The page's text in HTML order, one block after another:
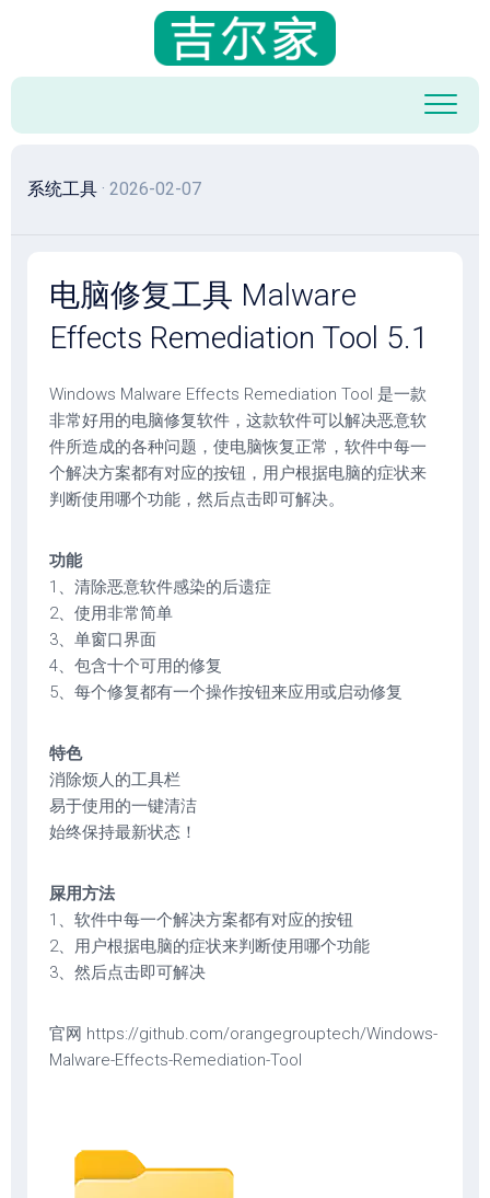
容
系统工具 · 2026-02-07
电脑修复工具 Malware
Effects Remediation Tool 5.1
Windows Malware Effects Remediation Tool 是一款
非常好用的电脑修复软件，这款软件可以解决恶意软
件所造成的各种问题，使电脑恢复正常，软件中每一
个解决方案都有对应的按钮，用户根据电脑的症状来
判断使用哪个功能，然后点击即可解决。
功能
1、清除恶意软件感染的后遗症
2、使用非常简单
3、单窗口界面
4、包含十个可用的修复
5、每个修复都有一个操作按钮来应用或启动修复
特色
消除烦人的工具栏
易于使用的一键清洁
始终保持最新状态！
屎用方法
1、软件中每一个解决方案都有对应的按钮
2、用户根据电脑的症状来判断使用哪个功能
3、然后点击即可解决
官网 https://github.com/orangegrouptech/Windows-
Malware-Effects-Remediation-Tool